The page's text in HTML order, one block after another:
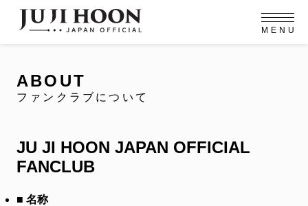
NEWS
ニュース
プロフィール
OFFICIAL MENU
FC NEWS VIDEO GALLERY
M E N U
ABOUT
ファンクラブについて
JU JI HOON JAPAN OFFICIAL
FANCLUB
■ 名称